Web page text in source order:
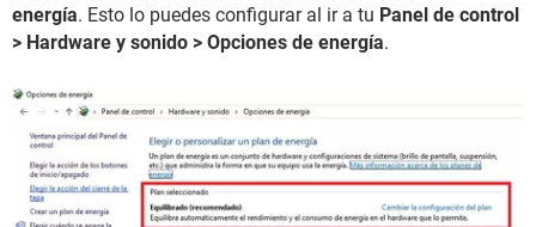
energía. Esto lo puedes configurar al ir a tu Panel de control
> Hardware y sonido > Opciones de energía.